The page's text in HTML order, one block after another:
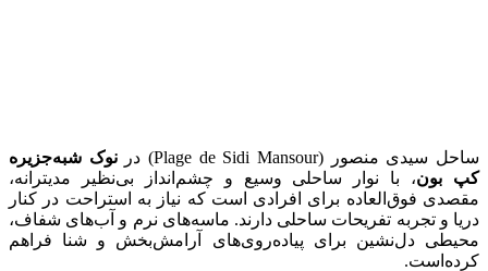
ساحل سیدی منصور (Plage de Sidi Mansour) در
نوک شبه‌جزیره
کپ بون، با نوار ساحلی وسیع و چشم‌انداز بی‌نظیر مدیترانه،
مقصدی فوق‌العاده برای افرادی است که نیاز به استراحت در کنار
دریا و تجربه تفریحات ساحلی دارند. ماسه‌های نرم و آب‌های شفاف،
محیطی دل‌نشین برای پیاده‌روی‌های آرامش‌بخش و شنا فراهم
کرده‌است.